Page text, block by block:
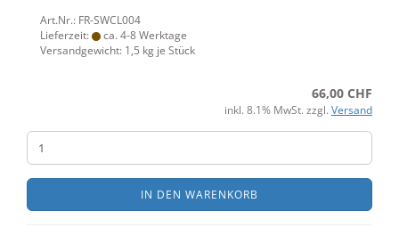
Art.Nr.: FR-SWCL004
Lieferzeit:
ca. 4-8 Werktage
Versandgewicht: 1,5 kg je Stück
66,00 CHF
inkl. 8.1% MwSt. zzgl. Versand
IN DEN WARENKORB